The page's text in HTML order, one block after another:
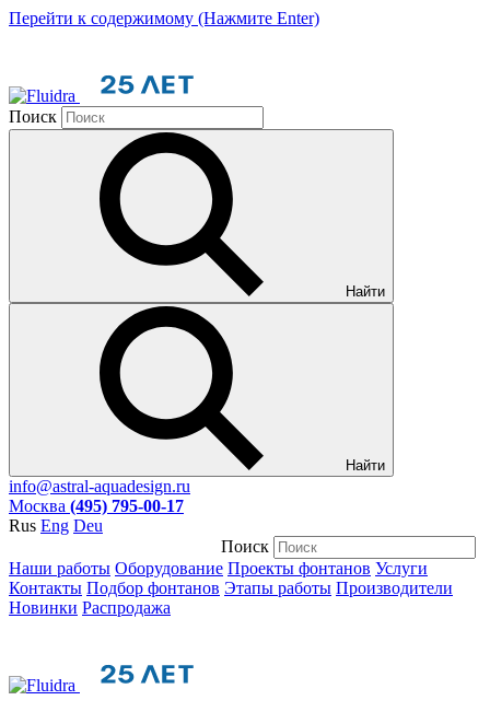
Перейти к содержимому (Нажмите Enter)
Поиск
Найти
Найти
info@astral-aquadesign.ru
Москва (495) 795-00-17
Rus Eng Deu
Поиск
Наши работы Оборудование Проекты фонтанов Услуги
Контакты Подбор фонтанов Этапы работы Производители
Новинки Распродажа